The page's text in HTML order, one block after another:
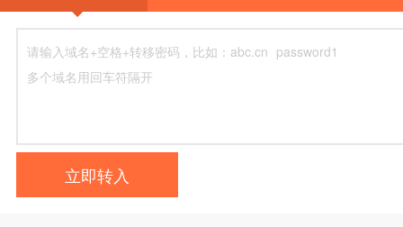
立即转入